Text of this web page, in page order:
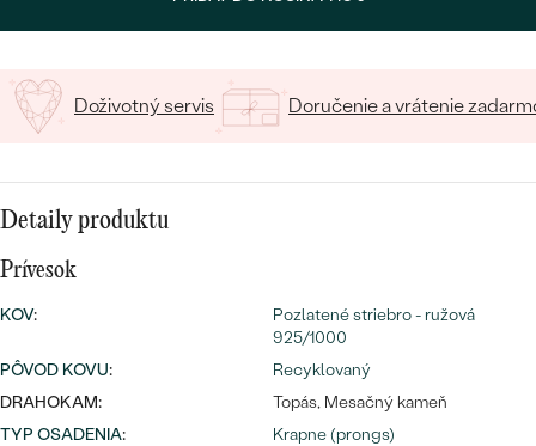
Najpredávanejšie
svadobné
obrúčky
PODĽA MATERIÁLU
ZLATO
S LAB GROWN DIAMANTMI
PODĽA ŠTÝLU
MINIMALISTICKÉ
LUXUSNÉ
Doživotný servis Doručenie a vrátenie
Detaily produktu
Prívesok
KOV:
Pozlatené striebro - ružová
925/1000
PÔVOD KOVU:
Recyklovaný
DRAHOKAM:
Topás, Mesačný kameň
TYP OSADENIA:
Krapne (prongs)